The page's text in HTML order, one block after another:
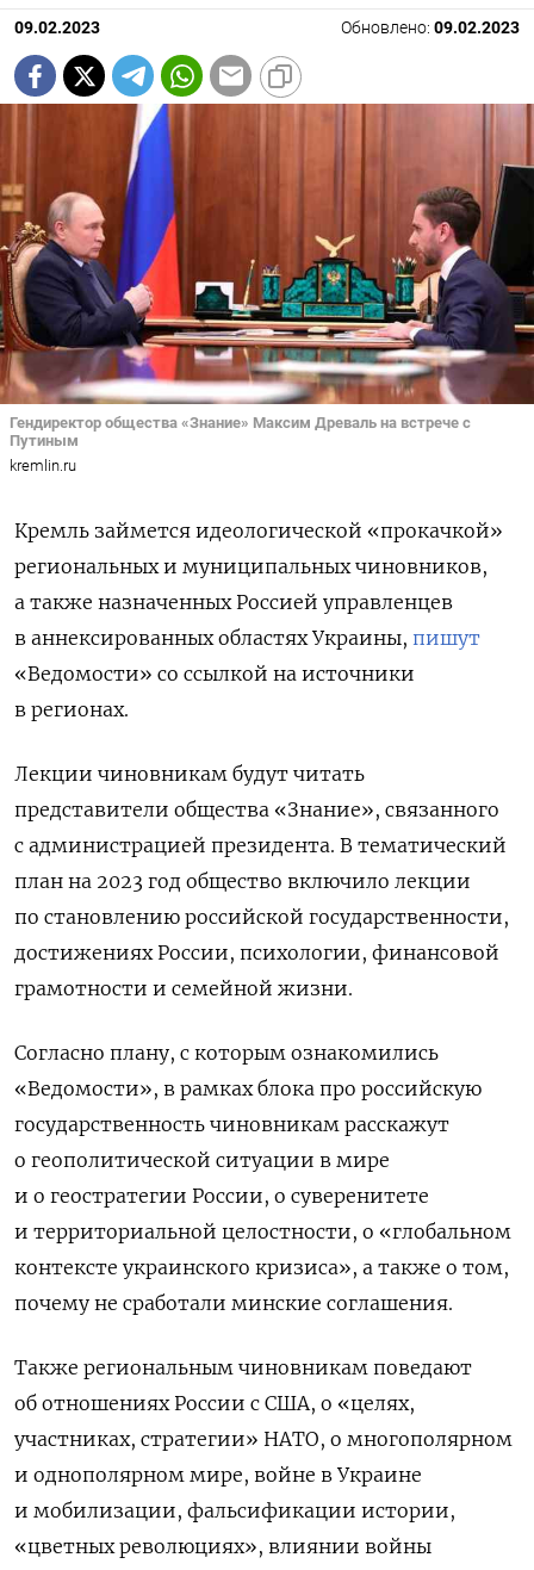
09.02.2023 Обновлено: 09.02.2023
Гендиректор общества «Знание» Максим Древаль на встрече с
Путиным
kremlin.ru
Кремль займется идеологической «прокачкой»
региональных и муниципальных чиновников,
а также назначенных Россией управленцев
в аннексированных областях Украины, пишут
«Ведомости» со ссылкой на источники
в регионах.
Лекции чиновникам будут читать
представители общества «Знание», связанного
с администрацией президента. В тематический
план на 2023 год общество включило лекции
по становлению российской государственности,
достижениях России, психологии, финансовой
грамотности и семейной жизни.
Согласно плану, с которым ознакомились
«Ведомости», в рамках блока про российскую
государственность чиновникам расскажут
о геополитической ситуации в мире
и о геостратегии России, о суверенитете
и территориальной целостности, о «глобальном
контексте украинского кризиса», а также о том,
почему не сработали минские соглашения.
Также региональным чиновникам поведают
об отношениях России с США, о «целях,
участниках, стратегии» НАТО, о многополярном
и однополярном мире, войне в Украине
и мобилизации, фальсификации истории,
«цветных революциях», влиянии войны